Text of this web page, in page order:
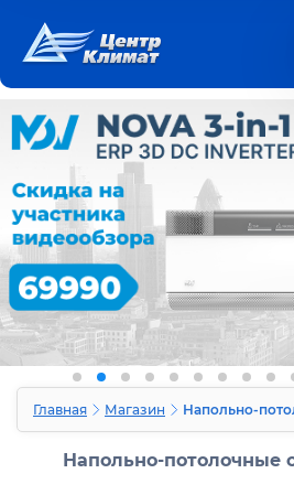
Каталог
Статьи
Наши работы
Доставка и оплата
Контакты
8:00 - 20:00
Главная Магазин Напольно-
Напольно-потолочные